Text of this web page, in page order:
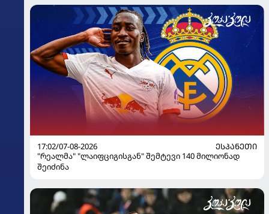
17:02/07-08-2026
ᲔᲡᲞᲐᲜᲔᲗᲘ
"რეალმა" "ლაიფციგისგან" შემტევი 140 მილიონად
შეიძინა